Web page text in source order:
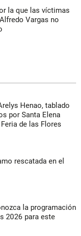
la que las víctimas
Vargas no
Henao, tablado
por Santa Elena
de las Flores
rescatada en el
la programación
2026 para este